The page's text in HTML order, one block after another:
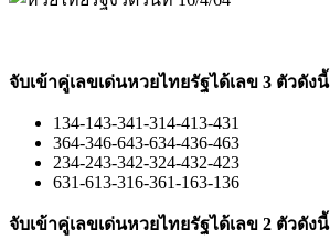
จับเข้าคู่เลขเด่นหวยไทยรัฐได้เลข 3 ตัวดังนี้
134-143-341-314-413-431
364-346-643-634-436-463
234-243-342-324-432-423
631-613-316-361-163-136
จับเข้าคู่เลขเด่นหวยไทยรัฐได้เลข 2 ตัวดังนี้